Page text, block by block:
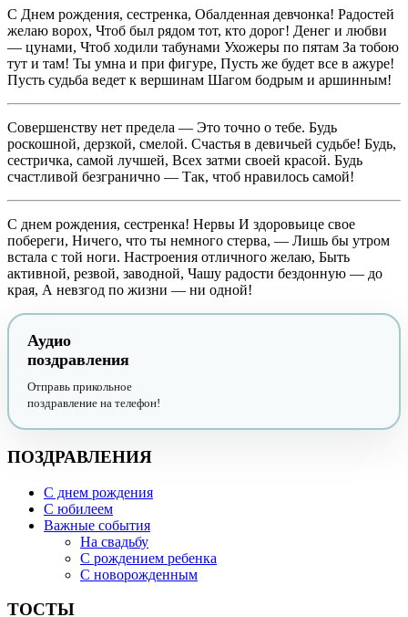
С Днем рождения, сестренка, Обалденная девчонка! Радостей
желаю ворох, Чтоб был рядом тот, кто дорог! Денег и любви
— цунами, Чтоб ходили табунами Ухожеры по пятам За тобою
тут и там! Ты умна и при фигуре, Пусть же будет все в ажуре!
Пусть судьба ведет к вершинам Шагом бодрым и аршинным!
Совершенству нет предела — Это точно о тебе. Будь
роскошной, дерзкой, смелой. Счастья в девичьей судьбе! Будь,
сестричка, самой лучшей, Всех затми своей красой. Будь
счастливой безгранично — Так, чтоб нравилось самой!
С днем рождения, сестренка! Нервы И здоровьице свое
побереги, Ничего, что ты немного стерва, — Лишь бы утром
встала с той ноги. Настроения отличного желаю, Быть
активной, резвой, заводной, Чашу радости бездонную — до
края, А невзгод по жизни — ни одной!
Аудио
поздравления
Отправь прикольное
поздравление на телефон!
ПОЗДРАВЛЕНИЯ
С днем рождения
С юбилеем
Важные события
На свадьбу
С рождением ребенка
С новорожденным
ТОСТЫ